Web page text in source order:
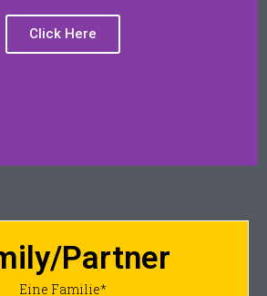
Click Here
Partner
Eine Familie*